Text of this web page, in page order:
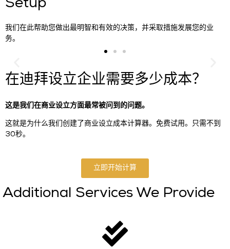
Setup
我们在此帮助您做出最明智和有效的决策，并采取措施发展您的业
务。
在迪拜设立企业需要多少成本？
这是我们在商业设立方面最常被问到的问题。
这就是为什么我们创建了商业设立成本计算器。免费试用。只需不到
30秒。
立即开始计算
Additional Services We Provide